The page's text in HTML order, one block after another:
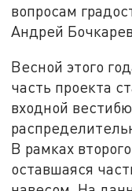
вопросам
Андрей
Весной этого
часть проекта
входной
В рамках
оставшаяся